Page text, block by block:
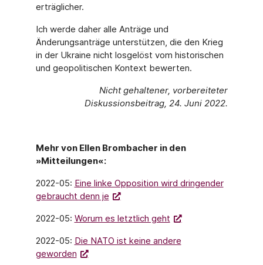
erträglicher.
Ich werde daher alle Anträge und
Änderungsanträge unterstützen, die den Krieg
in der Ukraine nicht losgelöst vom historischen
und geopolitischen Kontext bewerten.
Nicht gehaltener, vorbereiteter
Diskussionsbeitrag, 24. Juni 2022.
Mehr von Ellen Brombacher in den
»Mitteilungen«:
2022-05: Eine linke Opposition wird dringender
gebraucht denn je
2022-05: Worum es letztlich geht
2022-05: Die NATO ist keine andere
geworden